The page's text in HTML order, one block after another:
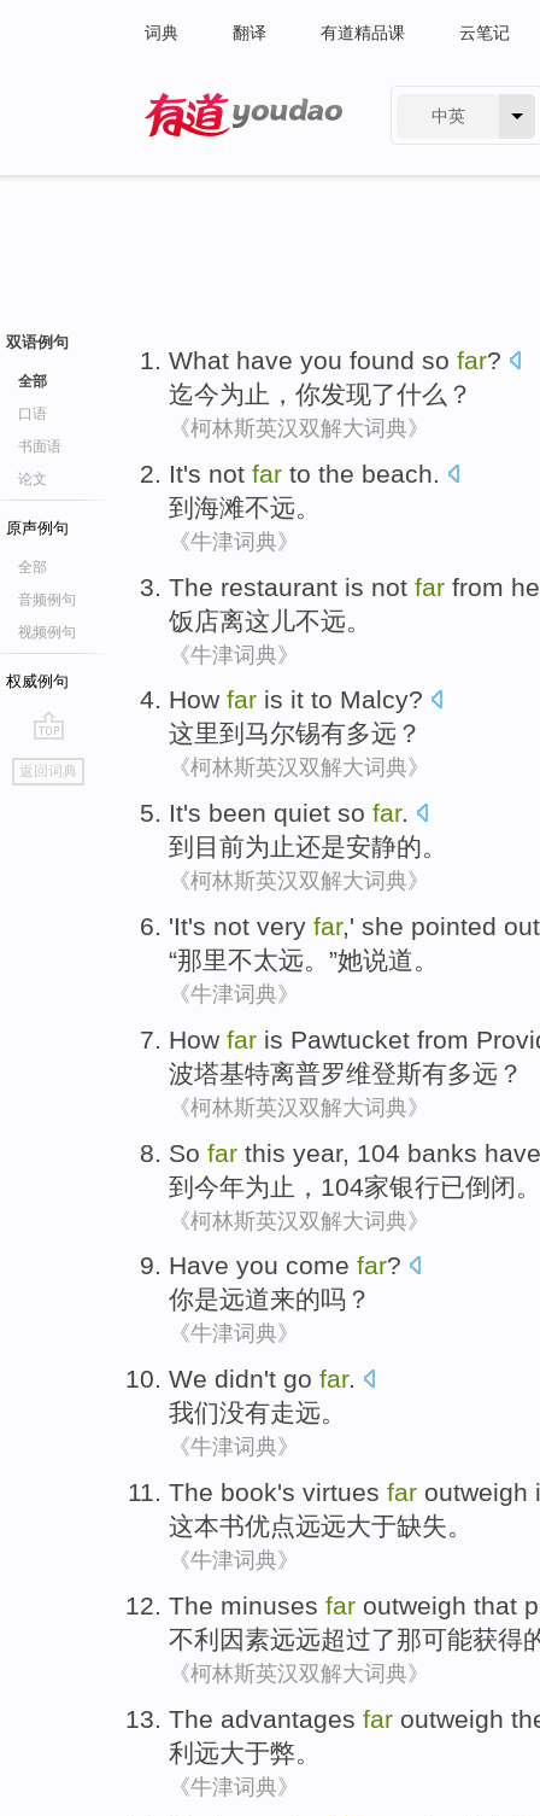
词典 翻译 有道精品课 云笔记
中英
双语例句
全部
口语
书面语
论文
原声例句
全部
音频例句
视频例句
权威例句
go
top
返回词典
What have you found so far?
迄今为止， 你发现了什么 ？
《柯林斯英汉双解大词典》
It's not far to the beach.
到 海滩不远。
《牛津词典》
The restaurant is not far from
饭店离这儿不远 。
《牛津词典》
How far is it to Malcy?
这里到 马尔锡有多远 ？
《柯林斯英汉双解大词典》
It's been quiet so far.
到目前为止还是安静的。
《柯林斯英汉双解大词典》
'It's not very far,' she pointed
“那里不太远。”她说道。
《牛津词典》
How far is Pawtucket from
波塔基特离普罗维登斯有多远 ？
《柯林斯英汉双解大词典》
So far this year, 104 banks have
到 今年为止 ，104家银行已倒闭 。
《柯林斯英汉双解大词典》
Have you come far?
你是远道来的吗？
《牛津词典》
We didn't go far.
我们没有走远。
《牛津词典》
The book's virtues far outweigh
这本书优点远远大于缺失。
《牛津词典》
The minuses far outweigh that
不利 因素远远超过了那可能获得
《柯林斯英汉双解大词典》
The advantages far outweigh
利 远大于弊。
《牛津词典》